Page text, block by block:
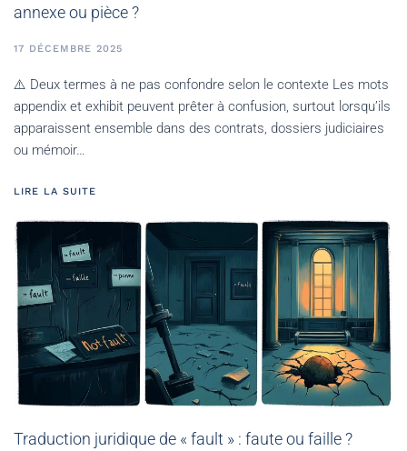
annexe ou pièce ?
17 DÉCEMBRE 2025
⚠️ Deux termes à ne pas confondre selon le contexte Les mots
appendix et exhibit peuvent prêter à confusion, surtout lorsqu’ils
apparaissent ensemble dans des contrats, dossiers judiciaires
ou mémoir…
LIRE LA SUITE
Traduction juridique de « fault » : faute ou faille ?